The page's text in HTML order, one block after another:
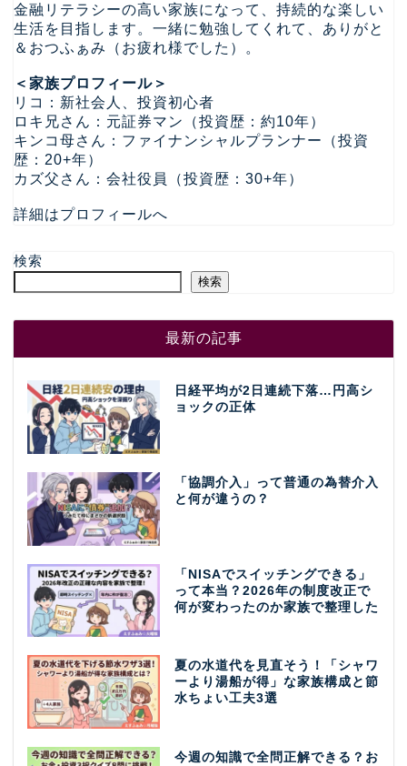
金融リテラシーの高い家族になって、持続的な楽しい
生活を目指します。一緒に勉強してくれて、ありがと
＆おつふぁみ（お疲れ様でした）。
＜家族プロフィール＞
リコ：新社会人、投資初心者
ロキ兄さん：元証券マン（投資歴：約10年）
キンコ母さん：ファイナンシャルプランナー（投資
歴：20+年）
カズ父さん：会社役員（投資歴：30+年）
詳細はプロフィールへ
検索
検索
最新の記事
日経平均が2日連続下落…円高シ
ョックの正体
「協調介入」って普通の為替介入
と何が違うの？
「NISAでスイッチングできる」
って本当？2026年の制度改正で
何が変わったのか家族で整理した
夏の水道代を見直そう！「シャワ
ーより湯船が得」な家族構成と節
水ちょい工夫3選
今週の知識で全問正解できる？お